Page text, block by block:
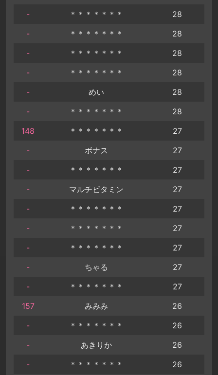
-
＊＊＊＊＊＊＊
28
-
＊＊＊＊＊＊＊
28
-
＊＊＊＊＊＊＊
28
-
＊＊＊＊＊＊＊
28
-
めい
28
-
＊＊＊＊＊＊＊
28
148
＊＊＊＊＊＊＊
27
-
ボナス
27
-
＊＊＊＊＊＊＊
27
-
マルチビタミン
27
-
＊＊＊＊＊＊＊
27
-
＊＊＊＊＊＊＊
27
-
＊＊＊＊＊＊＊
27
-
ちゃる
27
-
＊＊＊＊＊＊＊
27
157
みみみ
26
-
＊＊＊＊＊＊＊
26
-
あきりか
26
-
＊＊＊＊＊＊＊ 26